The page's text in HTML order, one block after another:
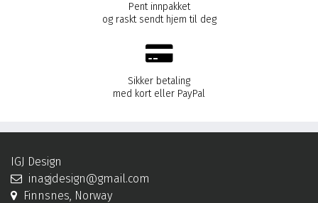
Pent innpakket
og raskt sendt hjem til deg
Sikker betaling
med kort eller PayPal
IGJ Design
inagjdesign@gmail.com
Finnsnes, Norway